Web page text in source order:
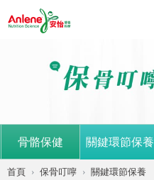
骨骼保健 關鍵環節保養
首頁 保骨叮嚀 關鍵環節保養